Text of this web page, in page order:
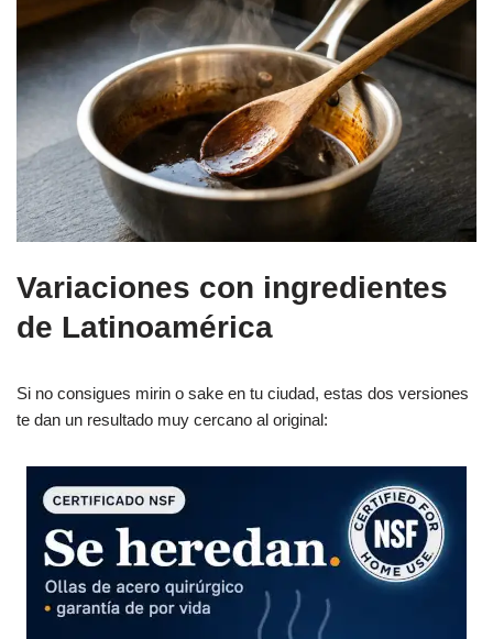
Variaciones con ingredientes
de Latinoamérica
Si no consigues mirin o sake en tu ciudad, estas dos versiones
te dan un resultado muy cercano al original: